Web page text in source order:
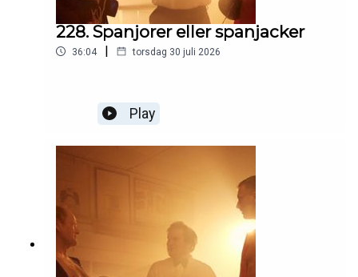
228. Spanjorer eller spanjacker
36:04 | torsdag 30 juli 2026
Play